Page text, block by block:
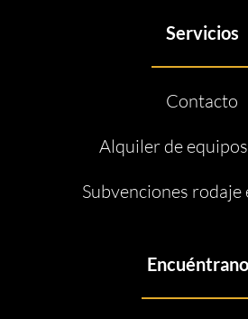
Servicios
Contacto
Alquiler de
Subvenciones rodaje